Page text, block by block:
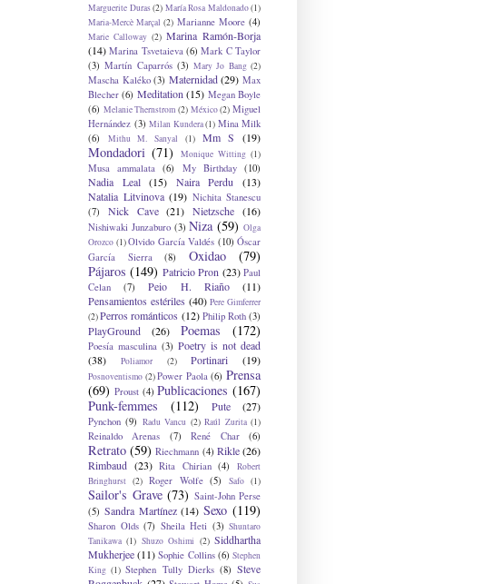
Marguerite Duras(2) María Rosa Maldonado(1)
Maria-Mercè Marçal (2) Marianne Moore (4)
Marie Calloway (2) Marina Ramón-Borja
(14) Marina Tsvetaieva (6) Mark C Taylor
(3) Martín Caparrós (3) Mary Jo Bang (2)
Mascha Kaléko (3) Maternidad (29) Max
Blecher (6) Meditation (15) Megan Boyle
(6) Melanie Thernstrom (2) México (2) Miguel
Hernández (3) Milan Kundera(1) Mina Milk
(6)
Mithu M. Sanyal (1) Mm S (19)
Mondadori (71) Monique Witting (1)
Musa ammalata (6) My Birthday (10)
Nadia Leal (15) Naira Perdu
(13)
Natalia Litvinova (19) Nichita Stanescu
(7)
Nick Cave (21) Nietzsche (16)
Nishiwaki Junzaburo (3) Niza (59) Olga
Orozco (1)Olvido García Valdés (10) Óscar
García Sierra
(8) Oxidao
(79)
Pájaros (149) Patricio Pron (23) Paul
Celan
(7) Peio H. Riaño
(11)
Pensamientos estériles (40) Pere Gimferrer
(2)Perros románticos (12) Philip Roth (3)
PlayGround (26) Poemas (172)
Poesía masculina (3) Poetry is not dead
(38)
Poliamor (2) Portinari (19)
Posnoventismo (2) Power Paola (6) Prensa
(69) Proust (4) Publicaciones (167)
Punk-femmes
(112) Pute (27)
Pynchon (9) Radu Vancu (2) Raúl Zurita (1)
Reinaldo Arenas (7) René Char (6)
Retrato (59) Riechmann (4) Rikle (26)
Rimbaud (23) Rita Chirian (4)
Robert
Bringhurst (2) Roger Wolfe (5) Safo (1)
Sailor's Grave (73) Saint-John Perse
(5) Sandra Martínez (14) Sexo (119)
Sharon Olds (7) Sheila Heti (3) Shuntaro
Tanikawa (1) Shuzo Oshimi (2) Siddhartha
Mukherjee (11) Sophie Collins (6) Stephen
King (1) Stephen Tully Dierks (8) Steve